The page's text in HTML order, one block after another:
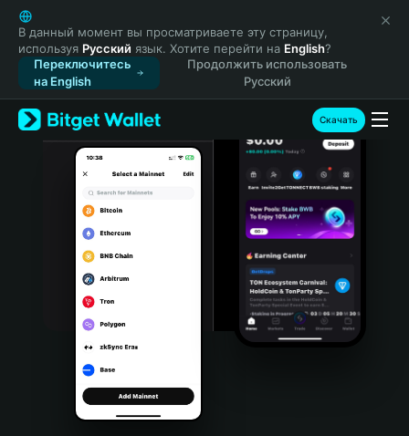
English
日本語
Tiếng Việt
Русский
Español (Latinoamérica)
Türkçe
Italiano
Português (Portugal)
Bahasa Indonesia
Português (Brasil)
Español (Argentina)
В данный момент вы просматриваете эту страницу,
используя Русский язык. Хотите перейти на English?
Переключитесь
на English
Продолжить использовать
Русский
Скачать